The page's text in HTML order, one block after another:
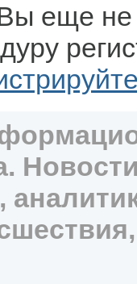
еще не